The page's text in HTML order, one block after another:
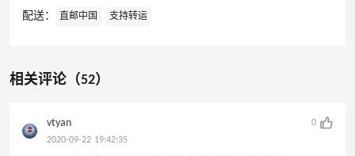
配送： 直邮中国 支持转运
相关评论（52）
vtyan
0
2020-09-22 19:42:35